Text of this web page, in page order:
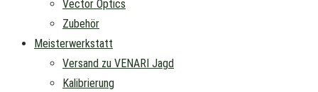
Vector Optics
Zubehör
Meisterwerkstatt
Versand zu VENARI Jagd
Kalibrierung